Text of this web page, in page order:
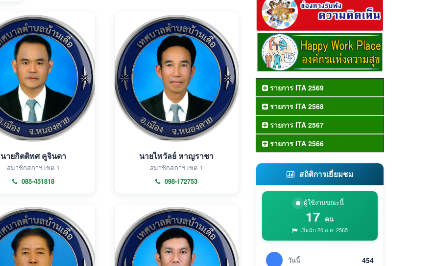
นายกิตติพศ คูจินดา
สมาชิกสภาฯ เขต 1
085-451818
นายไพวัลย์ หาญราชา
สมาชิกสภาฯ เขต 1
098-172753
รายการ ITA 2569
รายการ ITA 2568
รายการ ITA 2567
รายการ ITA 2566
สถิติการเยี่ยมชม
ผู้ใช้งานขณะนี้
17 คน
เริ่มนับ 20 ส.ค. 2565
วันนี้ 454